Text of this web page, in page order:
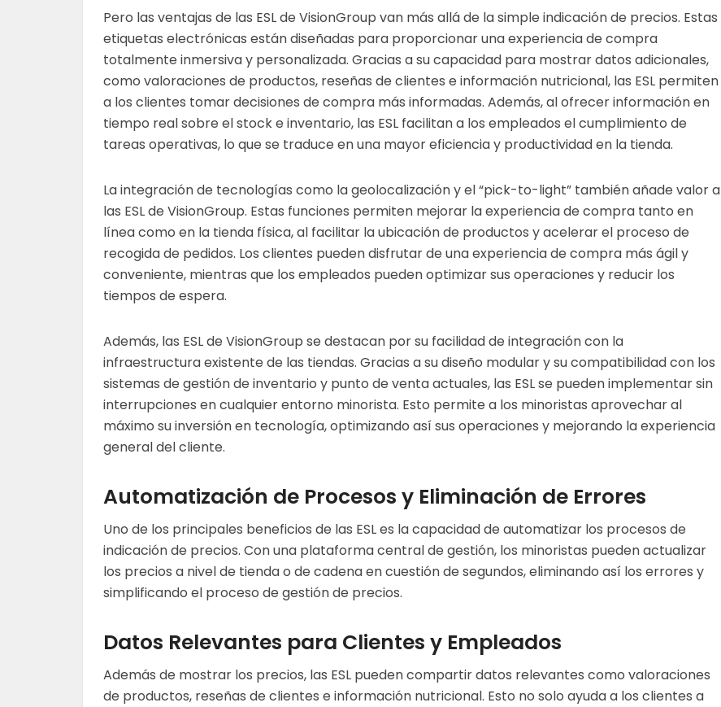
Pero las ventajas de las ESL de VisionGroup van más allá de la simple indicación de precios. Estas
etiquetas electrónicas están diseñadas para proporcionar una experiencia de compra
totalmente inmersiva y personalizada. Gracias a su capacidad para mostrar datos adicionales,
como valoraciones de productos, reseñas de clientes e información nutricional, las ESL permiten
a los clientes tomar decisiones de compra más informadas. Además, al ofrecer información en
tiempo real sobre el stock e inventario, las ESL facilitan a los empleados el cumplimiento de
tareas operativas, lo que se traduce en una mayor eficiencia y productividad en la tienda.
La integración de tecnologías como la geolocalización y el “pick-to-light” también añade valor a
las ESL de VisionGroup. Estas funciones permiten mejorar la experiencia de compra tanto en
línea como en la tienda física, al facilitar la ubicación de productos y acelerar el proceso de
recogida de pedidos. Los clientes pueden disfrutar de una experiencia de compra más ágil y
conveniente, mientras que los empleados pueden optimizar sus operaciones y reducir los
tiempos de espera.
Además, las ESL de VisionGroup se destacan por su facilidad de integración con la
infraestructura existente de las tiendas. Gracias a su diseño modular y su compatibilidad con los
sistemas de gestión de inventario y punto de venta actuales, las ESL se pueden implementar sin
interrupciones en cualquier entorno minorista. Esto permite a los minoristas aprovechar al
máximo su inversión en tecnología, optimizando así sus operaciones y mejorando la experiencia
general del cliente.
Automatización de Procesos y Eliminación de Errores
Uno de los principales beneficios de las ESL es la capacidad de automatizar los procesos de
indicación de precios. Con una plataforma central de gestión, los minoristas pueden actualizar
los precios a nivel de tienda o de cadena en cuestión de segundos, eliminando así los errores y
simplificando el proceso de gestión de precios.
Datos Relevantes para Clientes y Empleados
Además de mostrar los precios, las ESL pueden compartir datos relevantes como valoraciones
de productos, reseñas de clientes e información nutricional. Esto no solo ayuda a los clientes a